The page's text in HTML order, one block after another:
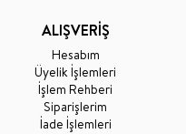
ALIŞVERİŞ
Hesabım
Üyelik İşlemleri
İşlem Rehberi
Siparişlerim
İade İşlemleri